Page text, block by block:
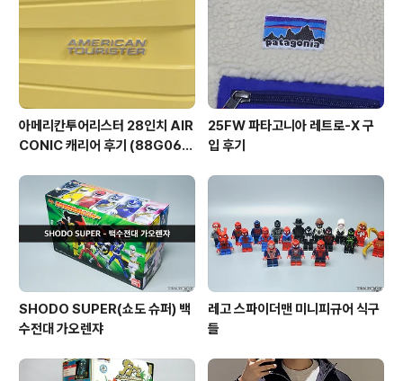
아메리칸투어리스터 28인치 AIR
CONIC 캐리어 후기 (88G060
25FW 파타고니아 레트로-X 구
입 후기
SHODO SUPER(쇼도 슈퍼) 백
수전대 가오렌쟈
레고 스파이더맨 미니피규어 식구
들